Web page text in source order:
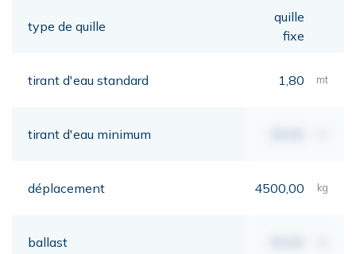
type de quille
quille
fixe
tirant d'eau standard 1,80 mt
tirant d'eau minimum
déplacement 4500,00 kg
ballast